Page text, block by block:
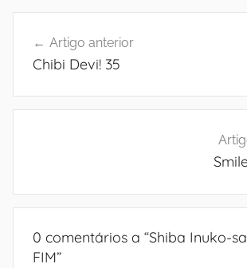
Artigo anterior
Chibi Devi! 35
0 comentários a “Shiba Inuko-
FIM”